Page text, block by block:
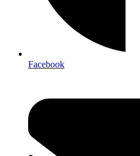
Facebook